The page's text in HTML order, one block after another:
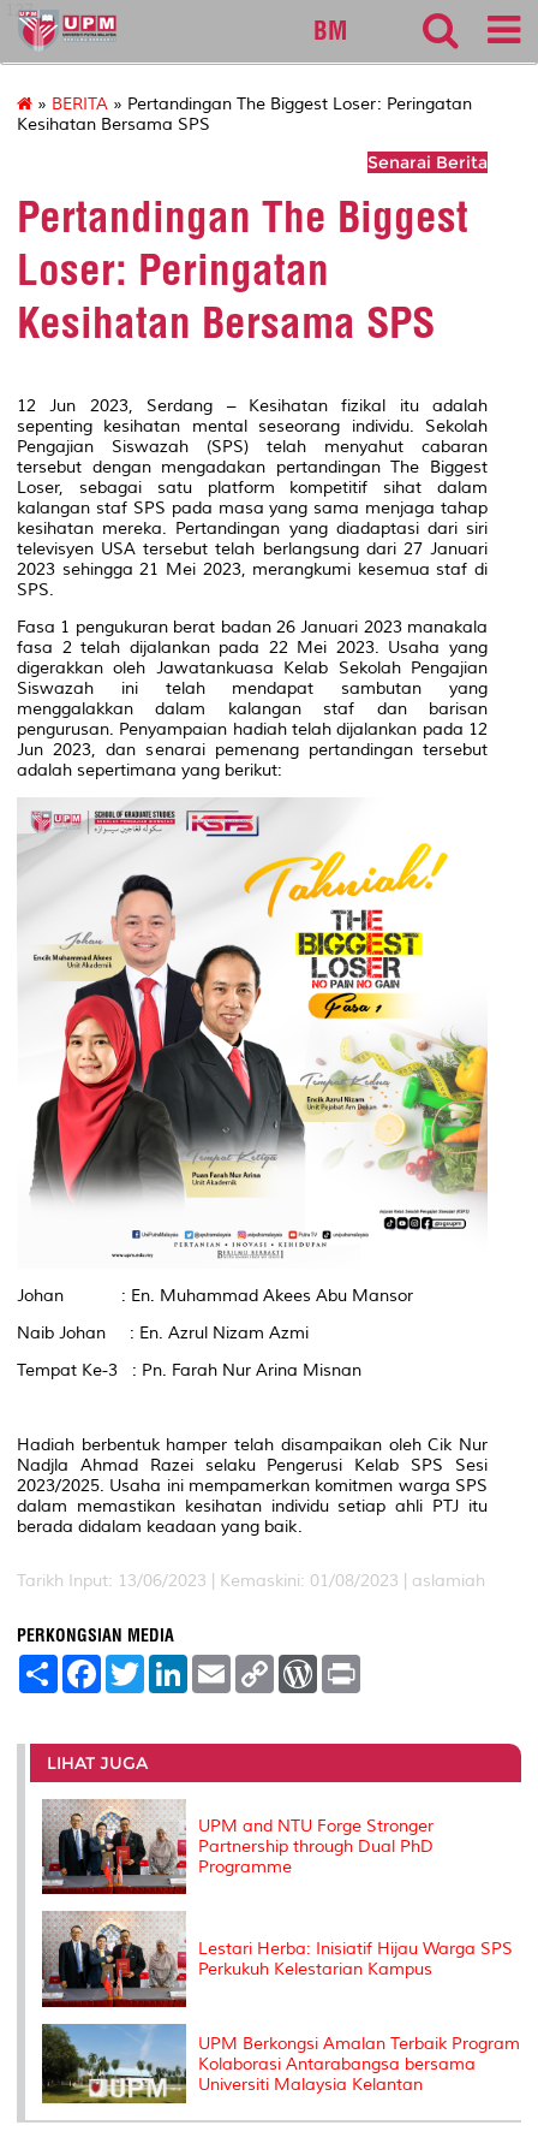
127
BM
» BERITA » Pertandingan The Biggest Loser: Peringatan
Kesihatan Bersama SPS
Senarai Berita
Pertandingan The Biggest
Loser: Peringatan
Kesihatan Bersama SPS
12 Jun 2023, Serdang – Kesihatan fizikal itu adalah
sepenting kesihatan mental seseorang individu. Sekolah
Pengajian Siswazah (SPS) telah menyahut cabaran
tersebut dengan mengadakan pertandinganThe Biggest
Loser, sebagai satu platform kompetitif sihat dalam
kalangan staf SPS pada masa yang sama menjaga tahap
kesihatan mereka. Pertandingan yang diadaptasi dari siri
televisyen USA tersebut telah berlangsung dari 27 Januari
2023 sehingga 21 Mei 2023, merangkumi kesemua staf di
SPS.
Fasa 1 pengukuran berat badan 26 Januari 2023 manakala
fasa 2 telah dijalankan pada 22 Mei 2023. Usaha yang
digerakkan oleh Jawatankuasa Kelab Sekolah Pengajian
Siswazah ini telah mendapat sambutan yang
menggalakkan dalam kalangan staf dan barisan
pengurusan. Penyampaian hadiah telah dijalankan pada 12
Jun 2023, dan senarai pemenang pertandingan tersebut
adalah sepertimana yang berikut:
Johan : En. Muhammad Akees Abu Mansor
Naib Johan : En. Azrul Nizam Azmi
Tempat Ke-3 : Pn. Farah Nur Arina Misnan
Hadiah berbentuk hamper telah disampaikan oleh Cik Nur
Nadjla Ahmad Razei selaku Pengerusi Kelab SPS Sesi
2023/2025. Usaha ini mempamerkan komitmen warga SPS
dalam memastikan kesihatan individu setiap ahli PTJ itu
berada didalam keadaan yang baik.
Tarikh Input: 13/06/2023 | Kemaskini: 01/08/2023 | aslamiah
PERKONGSIAN MEDIA
S
e
F
a
b
o
o
k
T
w
t
e
r
L
e
I
E
m
l
C
L
n
W
P
e
s
t
LIHAT JUGA
UPM and NTU Forge Stronger
Partnership through Dual PhD
Programme
Lestari Herba: Inisiatif Hijau Warga SPS
Perkukuh Kelestarian Kampus
UPM Berkongsi Amalan Terbaik Program
Kolaborasi Antarabangsa bersama
Universiti Malaysia Kelantan